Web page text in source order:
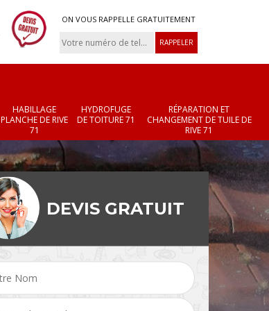
ON VOUS RAPPELLE GRATUITEMENT
HABILLAGE
PLANCHE DE RIVE
71
HYDROFUGE
DE TOITURE 71
RÉPARATION ET
CHANGEMENT DE TUILE DE
RIVE 71
Changement de velux
71
Réparation et
changement de
et faîtage 71
DEVIS GRATUIT